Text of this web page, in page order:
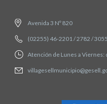
Avenida 3 Nº 820
(02255) 46-2201 / 2782 / 3055
Atención de Lunes a Viernes: